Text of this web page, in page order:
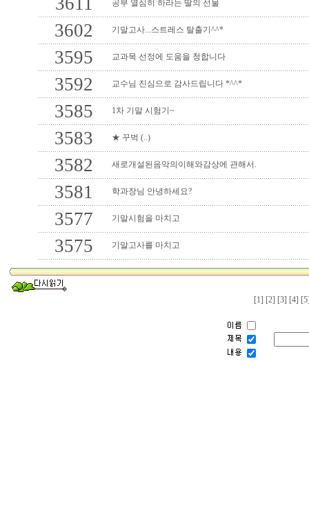
공부 열심히 하라는 딸의 선물
3602 기말고사...스트레스 탈출기^^*
3595 교과목 선정에 도움을 청합니다
3592 교수님 진심으로 감사드립니다 *^^*
3585 1차 기말 시험기~
3583 ★ 꾸벅 (..)
3582 새로개설된음악의이해와감상에 관해서.
3581 학과장님 안녕하세요?
3577 기말시험을 마치고
3575 기말고사를 마치고
[1] [2] [3] [4]